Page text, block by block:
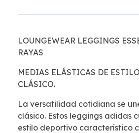
LOUNGEWEAR LEGGINGS
RAYAS
MEDIAS ELÁSTICAS DE
CLÁSICO.
La versatilidad cotidiana se
clásico. Estos leggings adidas
estilo deportivo característico